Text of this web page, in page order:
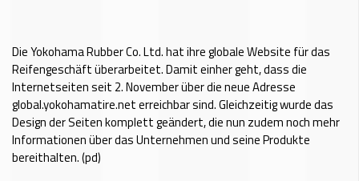
Die Yokohama Rubber Co. Ltd. hat ihre globale Website für das
Reifengeschäft überarbeitet. Damit einher geht, dass die
Internetseiten seit 2. November über die neue Adresse
global.yokohamatire.net erreichbar sind. Gleichzeitig wurde das
Design der Seiten komplett geändert, die nun zudem noch mehr
Informationen über das Unternehmen und seine Produkte
bereithalten. (pd)